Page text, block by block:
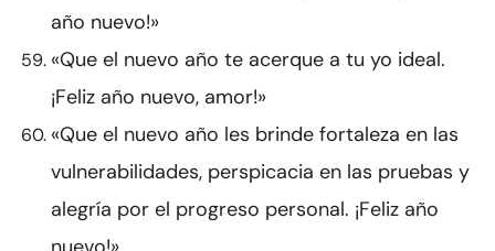
año nuevo!»
«Que el nuevo año te acerque a tu yo ideal.
¡Feliz año nuevo, amor!»
«Que el nuevo año les brinde fortaleza en las
vulnerabilidades, perspicacia en las pruebas y
alegría por el progreso personal. ¡Feliz año